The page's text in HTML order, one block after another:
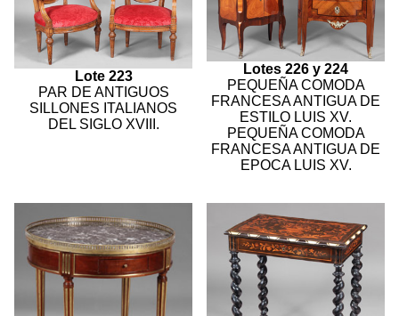
Lote 223
PAR DE ANTIGUOS
SILLONES ITALIANOS
DEL SIGLO XVIII.
Lotes 226 y 224
PEQUEÑA COMODA
FRANCESA ANTIGUA DE
ESTILO LUIS XV.
PEQUEÑA COMODA
FRANCESA ANTIGUA DE
EPOCA LUIS XV.